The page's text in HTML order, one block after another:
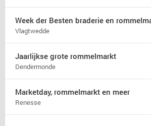
Vlagtwedde
Jaarlijkse grote rommelmarkt
Dendermonde
Marketday, rommelmarkt en meer
Renesse